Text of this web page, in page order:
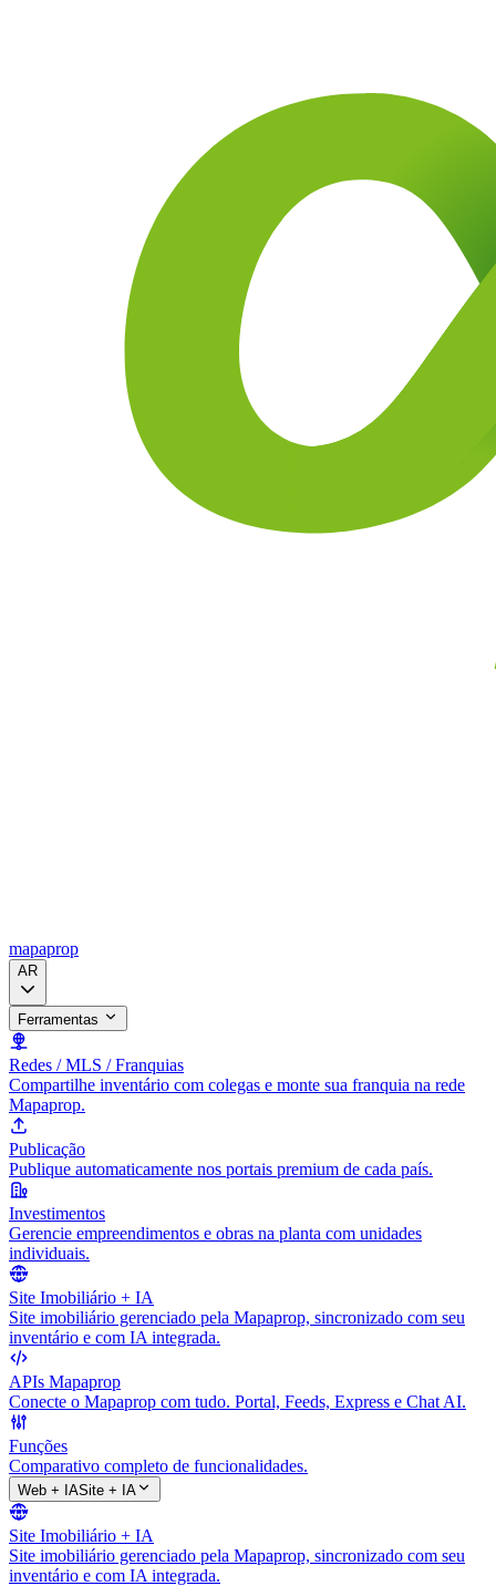
mapaprop
AR
Ferramentas
Redes / MLS / Franquias
Compartilhe inventário com colegas e monte sua franquia na rede
Mapaprop.
Publicação
Publique automaticamente nos portais premium de cada país.
Investimentos
Gerencie empreendimentos e obras na planta com unidades
individuais.
Site Imobiliário + IA
Site imobiliário gerenciado pela Mapaprop, sincronizado com seu
inventário e com IA integrada.
APIs Mapaprop
Conecte o Mapaprop com tudo. Portal, Feeds, Express e Chat AI.
Funções
Comparativo completo de funcionalidades.
Web + IASite + IA
Site Imobiliário + IA
Site imobiliário gerenciado pela Mapaprop, sincronizado com seu
inventário e com IA integrada.